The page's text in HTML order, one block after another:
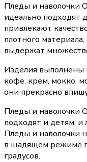
Пледы и наволочки
идеально подходят
привлекают
плотного
выдержат
Изделия выполнены
кофе, крем, мокко,
они прекрасно
Пледы и наволочки
подходят и детям, и
Пледы и наволочки
в щадящем режиме
градусов.